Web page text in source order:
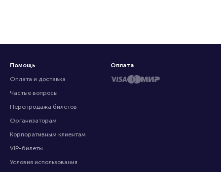
Помощь
Оплата и доставка
Частые вопросы
Перепродажа билетов
Организаторам
Корпоративным клиентам
VIP-билеты
Условия использования
Оплата